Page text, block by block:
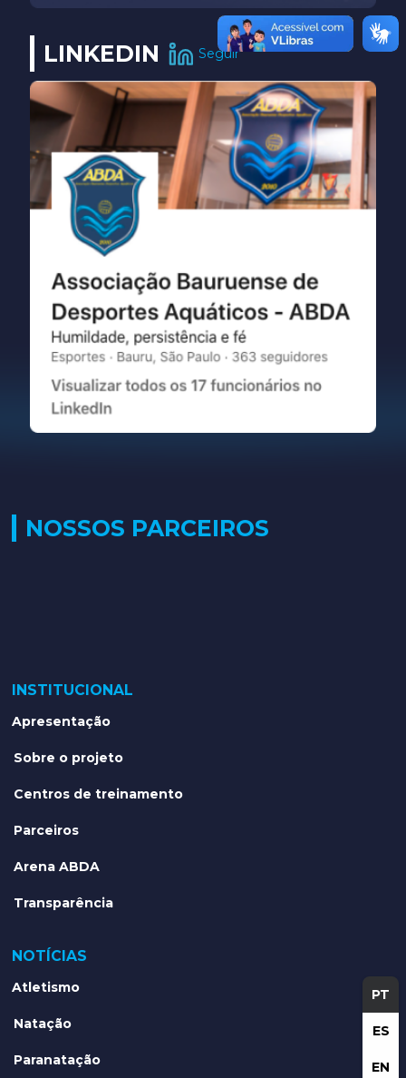
PT
ES
EN
LINKEDIN Seguir
NOSSOS PARCEIROS
INSTITUCIONAL
Apresentação
Sobre o projeto
Centros de treinamento
Parceiros
Arena ABDA
Transparência
NOTÍCIAS
Atletismo
Natação
Paranatação